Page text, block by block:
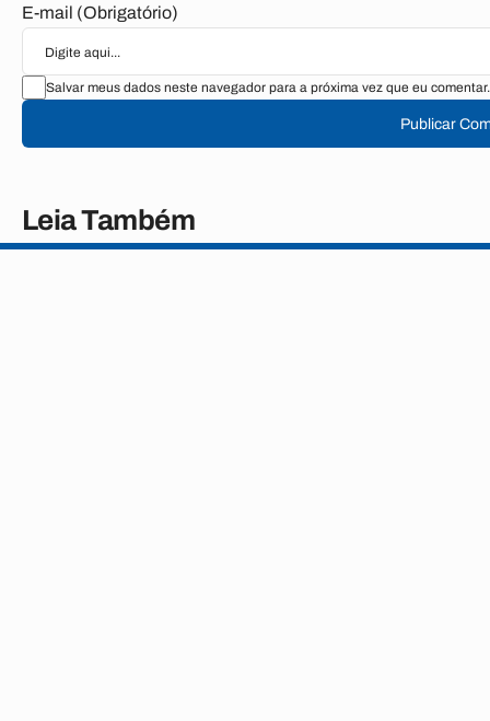
E-mail (Obrigatório)
Salvar meus dados neste navegador para a próxima vez que eu comentar.
Publicar
Leia Também